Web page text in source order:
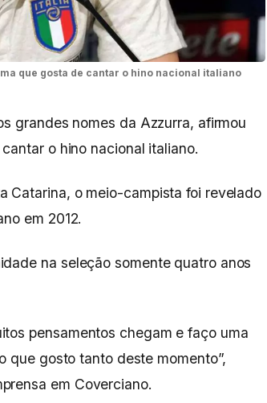
que gosta de cantar o hino nacional italiano
grandes nomes da Azzurra, afirmou
o hino nacional italiano.
Catarina, o meio-campista foi revelado
em 2012.
na seleção somente quatro anos
pensamentos chegam e faço uma
que gosto tanto deste momento”,
em Coverciano.